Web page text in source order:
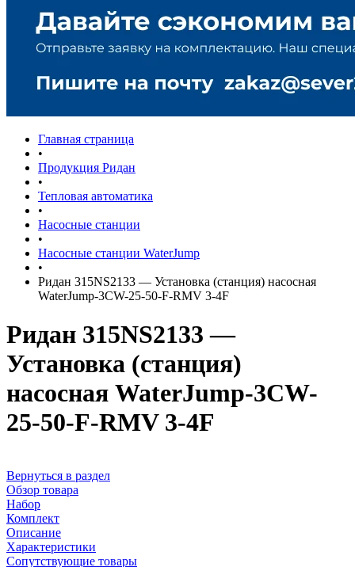
Главная страница
•
Продукция Ридан
•
Тепловая автоматика
•
Насосные станции
•
Насосные станции WaterJump
•
Ридан 315NS2133 — Установка (станция) насосная
WaterJump-3CW-25-50-F-RMV 3-4F
Ридан 315NS2133 —
Установка (станция)
насосная WaterJump-3CW-
25-50-F-RMV 3-4F
Вернуться в раздел
Обзор товара
Набор
Комплект
Описание
Характеристики
Сопутствующие товары